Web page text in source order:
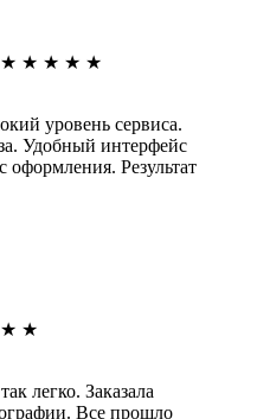
★ ★ ★ ★ ★
уровень сервиса.
Удобный интерфейс
оформления. Результат
★ ★
легко. Заказала
Все прошло